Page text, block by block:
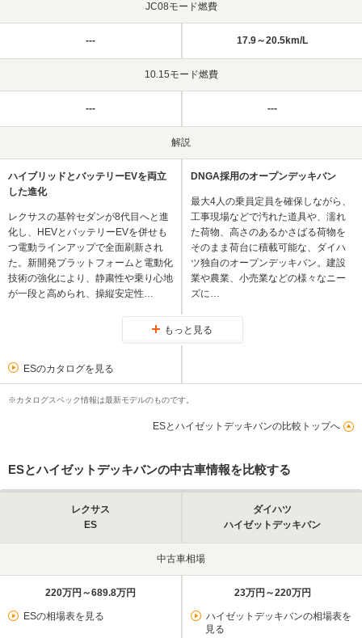
JC08モード燃費
--- 17.9～20.5km/L
10.15モード燃費
--- ---
解説
ハイブリッドとバッテリーEVを両立
した進化
レクサスの基幹セダンが8代目へと進
化し、HEVとバッテリーEVを併せも
つ電動ラインアップで全面刷新され
た。新開発プラットフォームと電動化
技術の強化により、静粛性や乗り心地
が一段と高められ、操縦安定性…
DNGA採用のオープンデッキバン
最大4人の乗員定員を確保しながら、
工事現場などで汚れた道具や、濡れ
た荷物、高さのあるかさばる荷物を
そのまま荷台に積載可能な、ダイハ
ツ独自のオープンデッキバン。建設
業や農業、小売業などの様々なニー
ズに…
もっと見る
ESのカタログを見る
※カタログスペック情報は最新モデルのものです。
ESとハイゼットデッキバンの比較トップへ
ESとハイゼットデッキバンの中古車情報を比較する
レクサス
ES
ダイハツ
ハイゼットデッキバン
中古車相場
220万円～689.8万円
ESの相場表を見る
23万円～220万円
ハイゼットデッキバンの相場表を
見る